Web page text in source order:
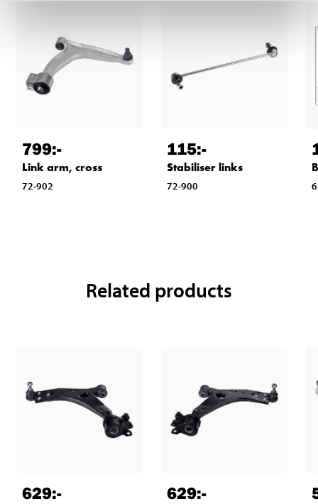
799:-
Link arm, cross
72-902
115:-
Stabiliser links
72-900
Related products
629:- 629:-